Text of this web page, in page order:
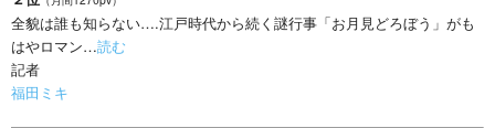
全貌は誰も知らない….江戸時代から続く謎行事「お月見どろぼう」がも
はやロマン…読む
記者
福田ミキ